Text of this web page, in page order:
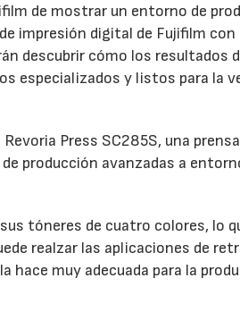
de mostrar un entorno de
impresión digital de Fujifilm con
descubrir cómo los resultados
especializados y listos para la
Press SC285S, una
producción avanzadas a
tóneres de cuatro colores, lo
realzar las aplicaciones de
hace muy adecuada para la